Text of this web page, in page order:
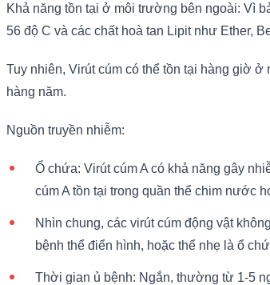
Khả năng tồn tại ở môi trường bên ngoài: Vì
56 độ C và các chất hoà tan Lipit như Ether,
Tuy nhiên, Virút cúm có thể tồn tại hàng giờ
hàng năm.
Nguồn truyền nhiễm:
Ổ chứa: Virút cúm A có khả năng gây
cúm A tồn tại trong quần thể chim nước
Nhìn chung, các virút cúm động vật
bệnh thể điển hình, hoặc thể nhẹ là ổ
Thời gian ủ bệnh: Ngắn, thường từ 1-5